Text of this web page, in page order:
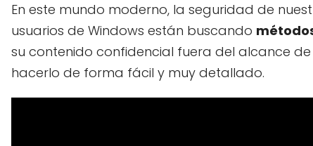
En este mundo moderno, la seguridad de
usuarios de Windows están buscando
su contenido confidencial fuera del alcance
hacerlo de forma fácil y muy detallado.